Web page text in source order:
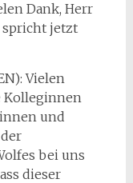
Dank, Herr
spricht jetzt
Vielen
Kolleginnen
und
bei uns
dieser